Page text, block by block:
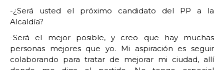
-¿Será usted el próximo candidato del PP a la
Alcaldía?
-Será el mejor posible, y creo que hay muchas
personas mejores que yo. Mi aspiración es seguir
colaborando para tratar de mejorar mi ciudad, allí